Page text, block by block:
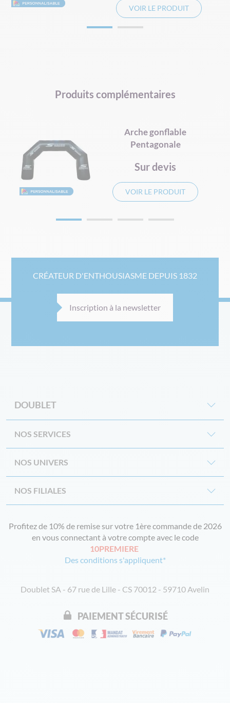
VOIR LE PRODUIT
Produits complémentaires
Arche gonflable
Pentagonale
Sur devis
VOIR LE PRODUIT
CRÉATEUR D'ENTHOUSIASME DEPUIS 1832
Inscription à la newsletter
DOUBLET
NOS SERVICES
NOS UNIVERS
NOS FILIALES
Profitez de 10% de remise sur votre 1ère commande de 2026
en vous connectant à votre compte avec le code
10PREMIERE
Des conditions s'appliquent*
Doublet SA - 67 rue de Lille - CS 70012 - 59710 Avelin
PAIEMENT SÉCURISÉ